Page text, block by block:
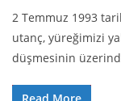
2 Temmuz 1993
utanç, yüreğimizi
düşmesinin